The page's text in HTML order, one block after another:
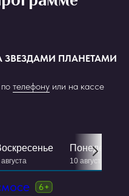
ЗВЕЗДАМИ ПЛАНЕТАМИ
телефону или на кассе
воскресенье
9 августа
понедельник
10 августа